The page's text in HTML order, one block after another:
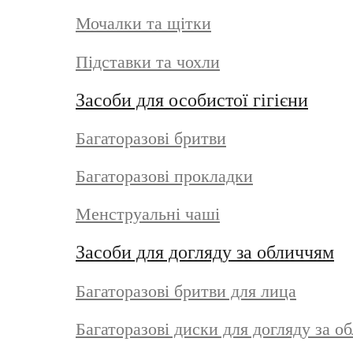
Мочалки та щітки
Підставки та чохли
Засоби для особистої гігієни
Багаторазові бритви
Багаторазові прокладки
Менструальні чаші
Засоби для догляду за обличчям
Багаторазові бритви для лица
Багаторазові диски для догляду за